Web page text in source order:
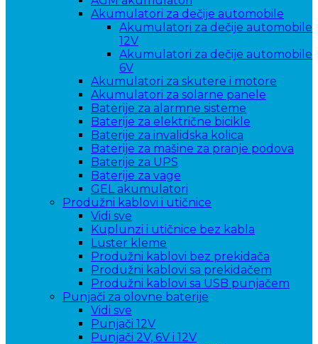
Akumulatori za dečije automobile
Akumulatori za dečije automobile
12V
Akumulatori za dečije automobile
6V
Akumulatori za skutere i motore
Akumulatori za solarne panele
Baterije za alarmne sisteme
Baterije za električne bicikle
Baterije za invalidska kolica
Baterije za mašine za pranje podova
Baterije za UPS
Baterije za vage
GEL akumulatori
Produžni kablovi i utičnice
Vidi sve
Kuplunzi i utičnice bez kabla
Luster kleme
Produžni kablovi bez prekidača
Produžni kablovi sa prekidačem
Produžni kablovi sa USB punjačem
Punjači za olovne baterije
Vidi sve
Punjači 12V
Punjači 2V, 6V i 12V